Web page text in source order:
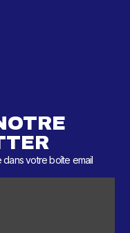
dans votre boîte email